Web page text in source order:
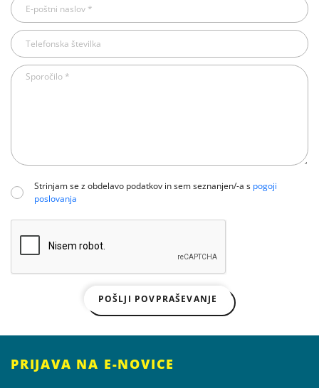
Strinjam se z obdelavo podatkov in sem seznanjen/-a s pogoji
poslovanja
POŠLJI POVPRAŠEVANJE
PRIJAVA NA E-NOVICE